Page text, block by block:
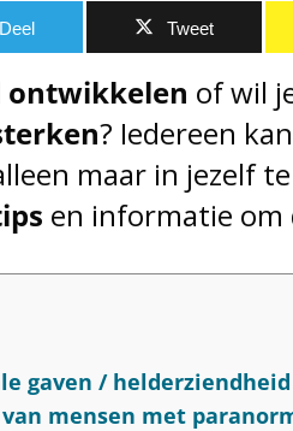
Deel Tweet
ontwikkelen of wil
? Iedereen
maar in jezelf
en informatie
gaven / helderziendheid
mensen met